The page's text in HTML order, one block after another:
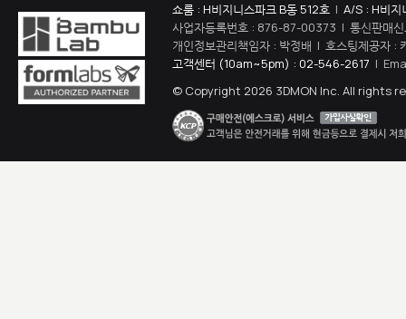
쇼룸 : H비지니스파크 B동 512호 | A/S : H비지
사업자등록번호 : 876-87-00373 | 통신판매
개인정보관리책임자 : 박정배 | 호스팅제공자 :
고객센터 (10am~5pm) : 02-546-2617 |
© Copyright 2026 3DMON Inc. All rights